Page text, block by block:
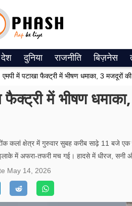
देश दुनिया राजनीति बिज़नेस
एमपी में पटाखा फैक्ट्री में भीषण धमाका, 3 मजदूरों
फैक्ट्री में भीषण
कलां क्षेत्र में गुरुवार सुबह करीब साढ़े 11 बजे एक
में अफरा-तफरी मच गई। हादसे में धीरज, सनी और
May 14, 2026